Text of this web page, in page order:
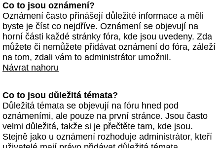
Co to jsou oznámení?
Oznámení často přinášejí důležité informace a měli
byste je číst co nejdříve. Oznámení se objevují na
horní části každé stránky fóra, kde jsou uvedeny. Zda
můžete či nemůžete přidávat oznámení do fóra, záleží
na tom, zdali vám to administrátor umožnil.
Návrat nahoru
Co to jsou důležitá témata?
Důležitá témata se objevují na fóru hned pod
oznámeními, ale pouze na první stránce. Jsou často
velmi důležitá, takže si je přečtěte tam, kde jsou.
Stejně jako u oznámení rozhoduje administrátor, kteří